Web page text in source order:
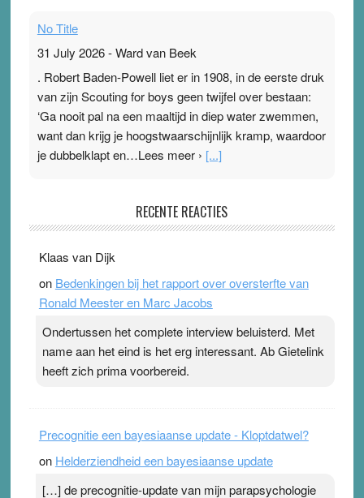
No Title
31 July 2026-Ward van Beek
. Robert Baden-Powell liet er in 1908, in de eerste druk
van zijn Scouting for boys geen twijfel over bestaan:
‘Ga nooit pal na een maaltijd in diep water zwemmen,
want dan krijg je hoogstwaarschijnlijk kramp, waardoor
je dubbelklapt en…Lees meer › [...]
Ward van Beek
topsporters. Ze hopen ermee hun hartslag te verlagen
terwijl ze meer zuurstof opnemen. Daarop heeft zo’n
pleister geen effect. Maar het gevoel ‘makkelijker te
Pleisterplakkers in de topspsort ›[...]
RECENTE REACTIES
Klaas van Dijk
on Bedenkingen bij het rapport over oversterfte van
Ronald Meester en Marc Jacobs
Ondertussen het complete interview beluisterd. Met
name aan het eind is het erg interessant. Ab Gietelink
heeft zich prima voorbereid.
Precognitie een bayesiaanse update - Kloptdatwel?
on Helderziendheid een bayesiaanse update
[…] de precognitie-update van mijn parapsychologie